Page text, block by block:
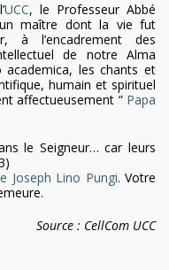
UCC, le Professeur Abbé
maître dont la vie fut
à l’encadrement des
de notre Alma
les chants et
humain et spirituel
affectueusement “ Papa
le Seigneur… car leurs
Joseph Lino Pungi. Votre
Source : CellCom UCC